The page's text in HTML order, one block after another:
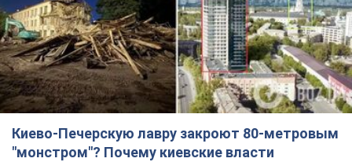
Киево-Печерскую лавру закроют 80-метровым
"монстром"? Почему киевские власти